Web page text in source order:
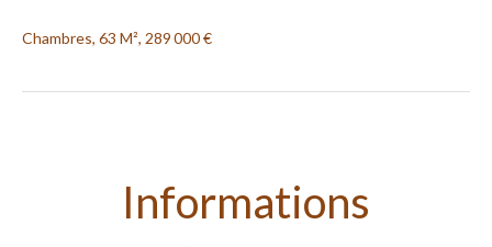
Chambres, 63 M², 289 000 €
Informations